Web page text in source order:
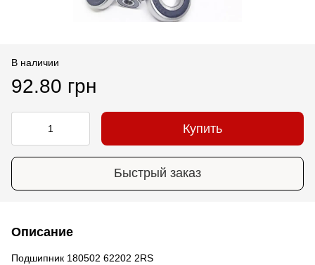
В наличии
92.80 грн
Купить
Быстрый заказ
Описание
Подшипник 180502 62202 2RS